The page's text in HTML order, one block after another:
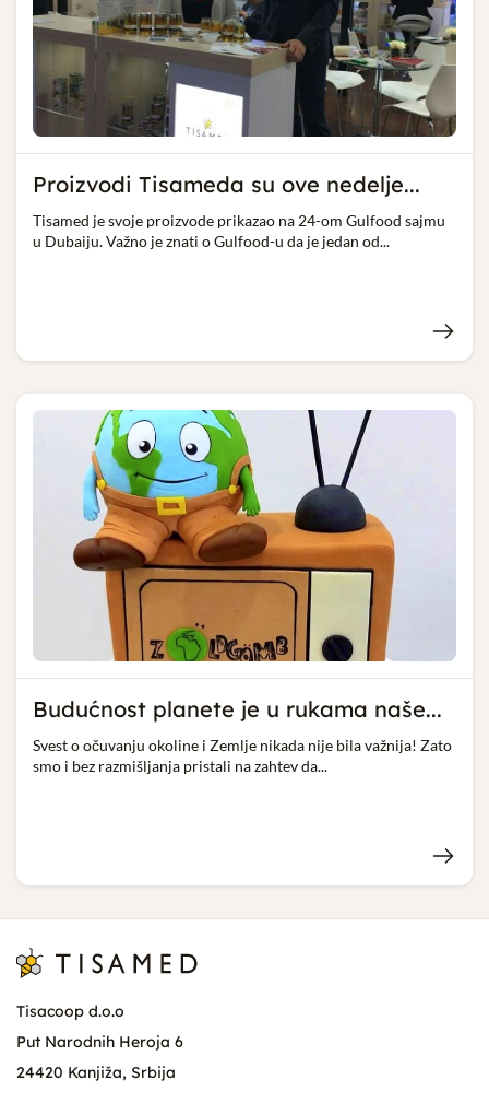
Proizvodi Tisameda su ove nedelje...
Tisamed je svoje proizvode prikazao na 24-om Gulfood sajmu
u Dubaiju. Važno je znati o Gulfood-u da je jedan od...
Budućnost planete je u rukama naše...
Svest o očuvanju okoline i Zemlje nikada nije bila važnija! Zato
smo i bez razmišljanja pristali na zahtev da...
Tisacoop d.o.o
Put Narodnih Heroja 6
24420 Kanjiža, Srbija